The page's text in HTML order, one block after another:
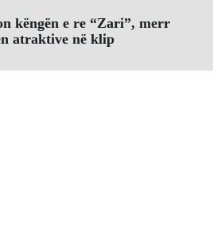
këngën e re “Zari”, merr
atraktive në klip